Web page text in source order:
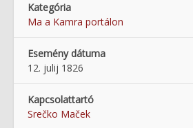
Kategória
Ma a Kamra portálon
Esemény dátuma
12. julij 1826
Kapcsolattartó
Srečko Maček